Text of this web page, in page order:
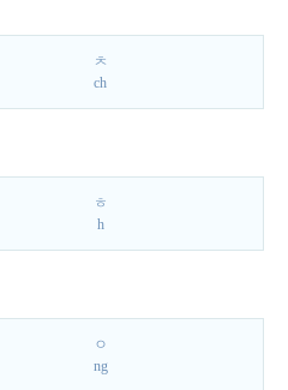
ㅊ
ch
ㅎ
h
ㅇ
ng